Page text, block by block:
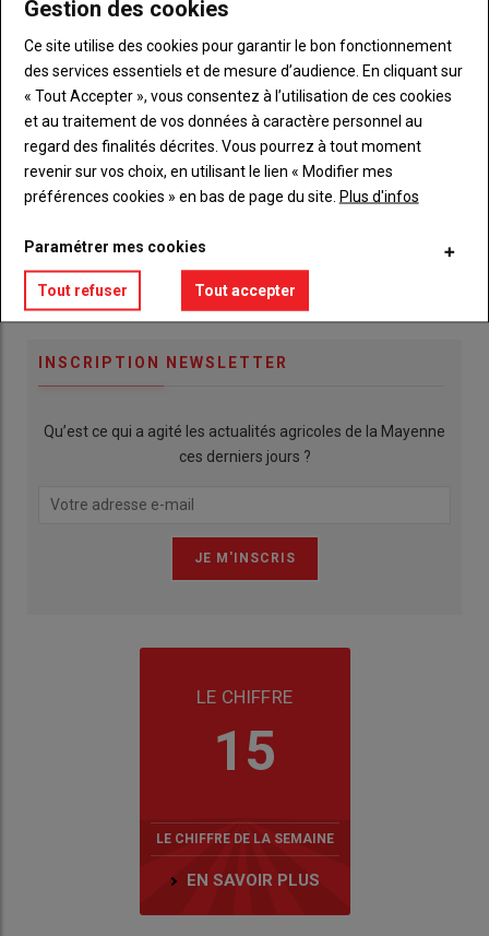
INSCRIPTION NEWSLETTER
Qu’est ce qui a agité les actualités agricoles de la Mayenne
ces derniers jours ?
LE CHIFFRE
15
LE CHIFFRE DE LA SEMAINE
EN SAVOIR PLUS
Gestion des cookies
Ce site utilise des cookies pour garantir le bon fonctionnement
des services essentiels et de mesure d’audience. En cliquant sur
« Tout Accepter », vous consentez à l’utilisation de ces cookies
et au traitement de vos données à caractère personnel au
regard des finalités décrites. Vous pourrez à tout moment
revenir sur vos choix, en utilisant le lien « Modifier mes
préférences cookies » en bas de page du site. Plus d'infos
Paramétrer mes cookies
Tout refuser Tout accepter